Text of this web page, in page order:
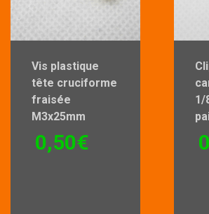
Vis plastique
tête cruciforme
fraisée
M3x25mm
0,50€
1/